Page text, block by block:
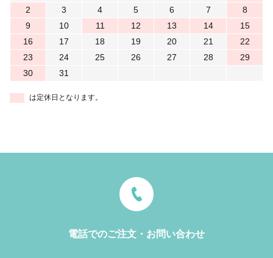
2
3 4 5 6 7
8
9
10 11 12 13 14
15
16
17 18 19 20 21
22
23
24 25 26 27 28
29
30
31
は定休日となります。
電話でのご注文・お問い合わせ